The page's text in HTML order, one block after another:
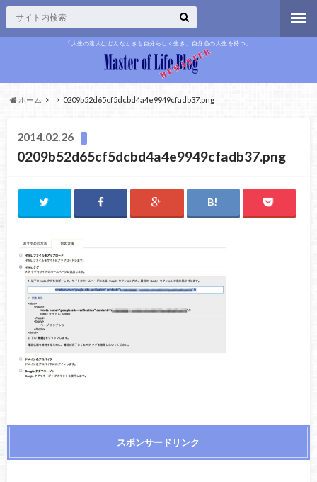
「人生の達人はどんなときも自分らしく生き、自分色の人生を持つ」
ホーム 0209b52d65cf5dcbd4a4e9949cfadb37.png
2014.02.26
0209b52d65cf5dcbd4a4e9949cfadb37.png
スポンサードリンク